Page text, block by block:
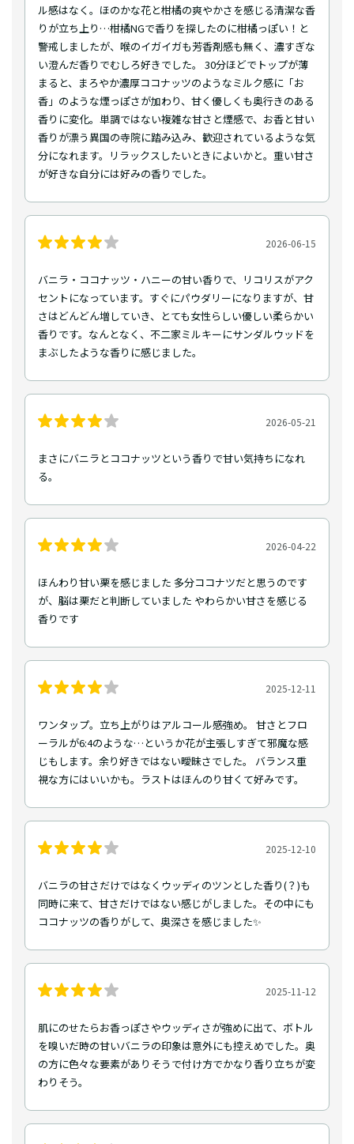
ル感はなく。ほのかな花と柑橘の爽やかさを感じる清潔な香
りが立ち上り…柑橘NGで香りを探したのに柑橘っぽい！と
警戒しましたが、喉のイガイガも芳香剤感も無く、濃すぎな
い澄んだ香りでむしろ好きでした。 30分ほどでトップが薄
まると、まろやか濃厚ココナッツのようなミルク感に「お
香」のような煙っぽさが加わり、甘く優しくも奥行きのある
香りに変化。単調ではない複雑な甘さと煙感で、お香と甘い
香りが漂う異国の寺院に踏み込み、歓迎されているような気
分になれます。リラックスしたいときによいかと。重い甘さ
が好きな自分には好みの香りでした。
2026-06-15
バニラ・ココナッツ・ハニーの甘い香りで、リコリスがアク
セントになっています。すぐにパウダリーになりますが、甘
さはどんどん増していき、とても女性らしい優しい柔らかい
香りです。なんとなく、不二家ミルキーにサンダルウッドを
まぶしたような香りに感じました。
2026-05-21
まさにバニラとココナッツという香りで甘い気持ちになれ
る。
2026-04-22
ほんわり甘い栗を感じました 多分ココナツだと思うのです
が、脳は栗だと判断していました やわらかい甘さを感じる
香りです
2025-12-11
ワンタップ。立ち上がりはアルコール感強め。 甘さとフロ
ーラルが6:4のような…というか花が主張しすぎて邪魔な感
じもします。余り好きではない曖昧さでした。 バランス重
視な方にはいいかも。ラストはほんのり甘くて好みです。
2025-12-10
バニラの甘さだけではなくウッディのツンとした香り(？)も
同時に来て、甘さだけではない感じがしました。その中にも
ココナッツの香りがして、奥深さを感じました✨
2025-11-12
肌にのせたらお香っぽさやウッディさが強めに出て、ボトル
を嗅いだ時の甘いバニラの印象は意外にも控えめでした。奥
の方に色々な要素がありそうで付け方でかなり香り立ちが変
わりそう。